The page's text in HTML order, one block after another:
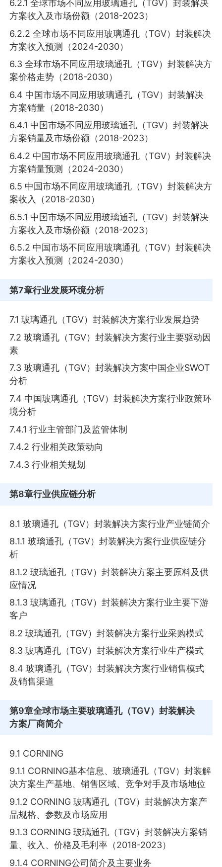
6.2.1 全球市场不同应用玻璃通孔（TGV）封装解决
方案收入及市场份额（2018-2023）
6.2.2 全球市场不同应用玻璃通孔（TGV）封装解决
方案收入预测（2024-2030）
6.3 全球市场不同应用玻璃通孔（TGV）封装解决方
案价格走势（2018-2030）
6.4 中国市场不同应用玻璃通孔（TGV）封装解决
方案销量（2018-2030）
6.4.1 中国市场不同应用玻璃通孔（TGV）封装解决
方案销量及市场份额（2018-2023）
6.4.2 中国市场不同应用玻璃通孔（TGV）封装解决
方案销量预测（2024-2030）
6.5 中国市场不同应用玻璃通孔（TGV）封装解决方
案收入（2018-2030）
6.5.1 中国市场不同应用玻璃通孔（TGV）封装解决
方案收入及市场份额（2018-2023）
6.5.2 中国市场不同应用玻璃通孔（TGV）封装解决
方案收入预测（2024-2030）
第7章行业发展环境分析
7.1 玻璃通孔（TGV）封装解决方案行业发展趋势
7.2 玻璃通孔（TGV）封装解决方案行业主要驱动因
素
7.3 玻璃通孔（TGV）封装解决方案中国企业SWOT
分析
7.4 中国玻璃通孔（TGV）封装解决方案行业政策环
境分析
7.4.1 行业主管部门及监管体制
7.4.2 行业相关政策动向
7.4.3 行业相关规划
第8章行业供应链分析
8.1 玻璃通孔（TGV）封装解决方案行业产业链简介
8.1.1 玻璃通孔（TGV）封装解决方案行业供应链分
析
8.1.2 玻璃通孔（TGV）封装解决方案主要原料及供
应情况
8.1.3 玻璃通孔（TGV）封装解决方案行业主要下游
客户
8.2 玻璃通孔（TGV）封装解决方案行业采购模式
8.3 玻璃通孔（TGV）封装解决方案行业生产模式
8.4 玻璃通孔（TGV）封装解决方案行业销售模式
及销售渠道
第9章全球市场主要玻璃通孔（TGV）封装解决
方案厂商简介
9.1 CORNING
9.1.1 CORNING基本信息、玻璃通孔（TGV）封装解
决方案生产基地、销售区域、竞争对手及市场地位
9.1.2 CORNING 玻璃通孔（TGV）封装解决方案产
品规格、参数及市场应用
9.1.3 CORNING 玻璃通孔（TGV）封装解决方案销
量、收入、价格及毛利率（2018-2023）
9.1.4 CORNING公司简介及主要业务